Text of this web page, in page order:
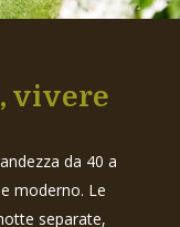
vivere
da 40 a
moderno. Le
separate,